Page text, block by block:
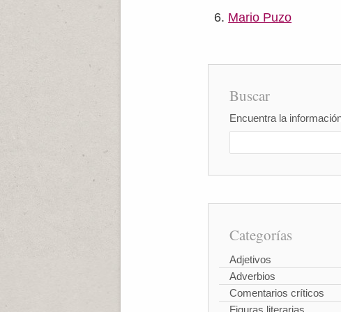
Mario Puzo
Buscar
Encuentra la
Categorías
Adjetivos
Adverbios
Comentarios críticos
Figuras literarias